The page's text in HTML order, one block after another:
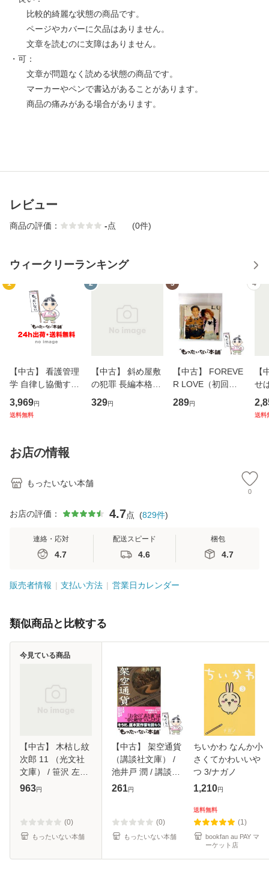
比較的綺麗な状態の商品です。
ページやカバーに欠品はありません。
文章を読むのに支障はありません。
・可：
文章が問題なく読める状態の商品です。
マーカーやペンで書込があることがあります。
商品の痛みがある場合があります。
レビュー
商品の評価： -点 (0件)
ウィークリーランキング
1
【中古】 看護管理
学 自律し協働する
専門職の看護マネ
ジメントスキル 改
恵 藤本幸三 / 南江
堂 [単行
3,969円
送料無料
2
【中古】 斜め屋敷
の犯罪 長編本格推
理小説 (光文社文
庫) / 島田荘司 / 光
329円
3
【中古】 FOREVE
R LOVE（初回生
産限定盤） / 清水
翔太×加藤ミリヤ /
289円
4
【
せ
タ
送料
お店の情報
もったいない本舗
0
お店の評価： 4.7点 (829件)
連絡・応対
4.7
配送スピード
4.6
梱包
4.7
販売者情報 支払い方法 営業日カレンダー
類似商品と比較する
【中古】 木枯し紋
次郎 11 （光文社
文庫） / 笹沢 左保
/ 光文社 [文庫]【メ
963円
(0)
もったいない本舗
今見ている商品
【中古】 架空通貨
（講談社文庫） /
池井戸 潤 / 講談社
[文庫]【メール便送
261円
(0)
もったいない本舗
ちいかわ なんか小
さくてかわいいや
つ 3/ナガノ
1,210円
送料無料
(1)
bookfan au PAY マ
ーケット店